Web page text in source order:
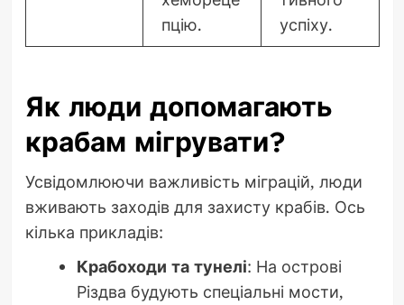
пцію.
успіху.
Як люди допомагають
крабам мігрувати?
Усвідомлюючи важливість міграцій, люди
вживають заходів для захисту крабів. Ось
кілька прикладів:
Крабоходи та тунелі: На острові
Різдва будують спеціальні мости,